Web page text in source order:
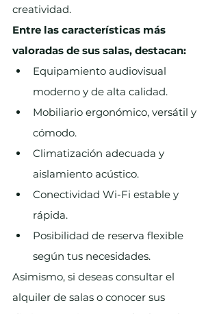
creatividad.
Entre las características más
valoradas de sus salas, destacan:
Equipamiento audiovisual
moderno y de alta calidad.
Mobiliario ergonómico, versátil y
cómodo.
Climatización adecuada y
aislamiento acústico.
Conectividad Wi-Fi estable y
rápida.
Posibilidad de reserva flexible
según tus necesidades.
Asimismo, si deseas consultar el
alquiler de salas o conocer sus